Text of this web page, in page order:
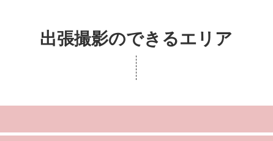
出張撮影のできるエリア